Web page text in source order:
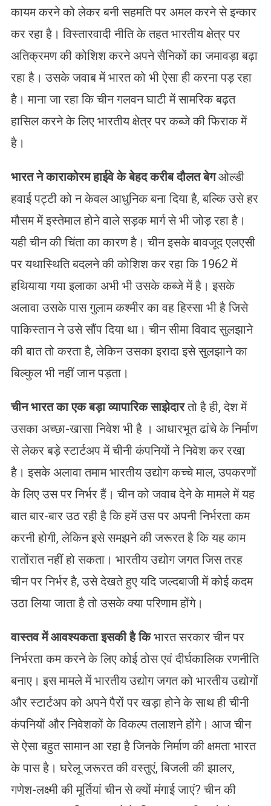
कायम करने को लेकर बनी सहमति पर अमल करने से इन्कार
कर रहा है। विस्तारवादी नीति के तहत भारतीय क्षेत्र पर
अतिक्रमण की कोशिश करने अपने सैनिकों का जमावड़ा बढ़ा
रहा है। उसके जवाब में भारत को भी ऐसा ही करना पड़ रहा
है। माना जा रहा कि चीन गलवन घाटी में सामरिक बढ़त
हासिल करने के लिए भारतीय क्षेत्र पर कब्जे की फिराक में
है।
भारत ने काराकोरम हाईवे के बेहद करीब दौलत बेगओल्डी
हवाई पट्टी को न केवल आधुनिक बना दिया है, बल्कि उसे हर
मौसम में इस्तेमाल होने वाले सड़क मार्ग से भी जोड़ रहा है।
यही चीन की चिंता का कारण है। चीन इसके बावजूद एलएसी
पर यथास्थिति बदलने की कोशिश कर रहा कि 1962 में
हथियाया गया इलाका अभी भी उसके कब्जे में है। इसके
अलावा उसके पास गुलाम कश्मीर का वह हिस्सा भी है जिसे
पाकिस्तान ने उसे सौंप दिया था। चीन सीमा विवाद सुलझाने
की बात तो करता है, लेकिन उसका इरादा इसे सुलझाने का
बिल्कुल भी नहीं जान पड़ता।
चीन भारत का एक बड़ा व्यापारिक साझेदारतो है ही, देश में
उसका अच्छा-खासा निवेश भी है । आधारभूत ढांचे के निर्माण
से लेकर बड़े स्टार्टअप में चीनी कंपनियों ने निवेश कर रखा
है। इसके अलावा तमाम भारतीय उद्योग कच्चे माल, उपकरणों
के लिए उस पर निर्भर हैं। चीन को जवाब देने के मामले में यह
बात बार-बार उठ रही है कि हमें उस पर अपनी निर्भरता कम
करनी होगी, लेकिन इसे समझने की जरूरत है कि यह काम
रातोंरात नहीं हो सकता। भारतीय उद्योग जगत जिस तरह
चीन पर निर्भर है, उसे देखते हुए यदि जल्दबाजी में कोई कदम
उठा लिया जाता है तो उसके क्या परिणाम होंगे।
वास्तव में आवश्यकता इसकी है किभारत सरकार चीन पर
निर्भरता कम करने के लिए कोई ठोस एवं दीर्घकालिक रणनीति
बनाए। इस मामले में भारतीय उद्योग जगत को भारतीय उद्योगों
और स्टार्टअप को अपने पैरों पर खड़ा होने के साथ ही चीनी
कंपनियों और निवेशकों के विकल्प तलाशने होंगे। आज चीन
से ऐसा बहुत सामान आ रहा है जिनके निर्माण की क्षमता भारत
के पास है। घरेलू जरूरत की वस्तुएं, बिजली की झालर,
गणेश-लक्ष्मी की मूर्तियां चीन से क्यों मंगाई जाएं? चीन की